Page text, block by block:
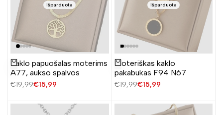
Išparduota
Žiūrėti produktą
Kaklo papuošalas moterims
A77, aukso spalvos
Įprasta
€19,99Pardavimo
€15,99
Išparduota
Žiūrėti produktą
Moteriškas kaklo
pakabukas F94 N67
Įprasta
€19,99Pardavimo
€15,99